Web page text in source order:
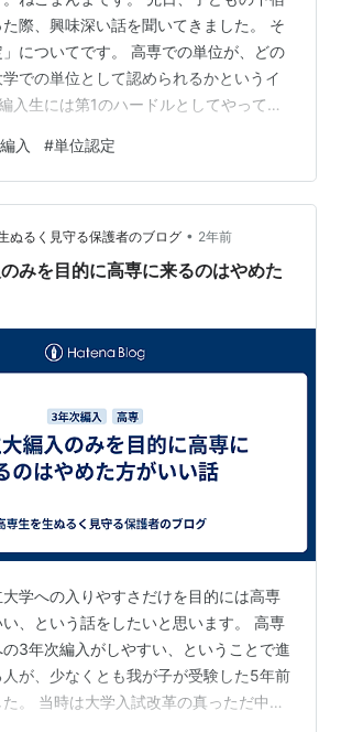
際、興味深い話を聞いてきました。 そ
についてです。 高専での単位が、どの
での単位として認められるかというイ
入生には第1のハードルとしてやってき
によっても全然変わってくる。 要は、
の匙加減によるところが大きいようで
い高専での単位を80単位弱認められ、
しさはほぼ変わらずにいられるようで
いう科目についての単位認定は、高専
合わせたものと…
入 #単位認定
ぬるく見守る保護者のブログ • 2年前
みを目的に高専に来るのはやめた
学への入りやすさだけを目的には高専
、という話をしたいと思います。 高専
3年次編入がしやすい、ということで進
が、少なくとも我が子が受験した5年前
。 当時は大学入試改革の真っただ中